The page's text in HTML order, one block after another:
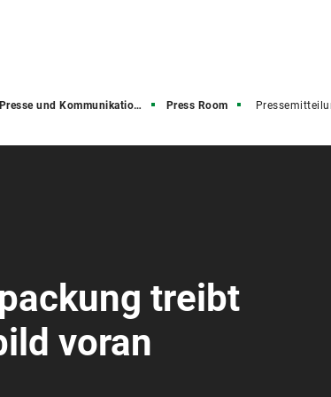
Presse und Kommunikation (PuK) Press Room
treibt
voran